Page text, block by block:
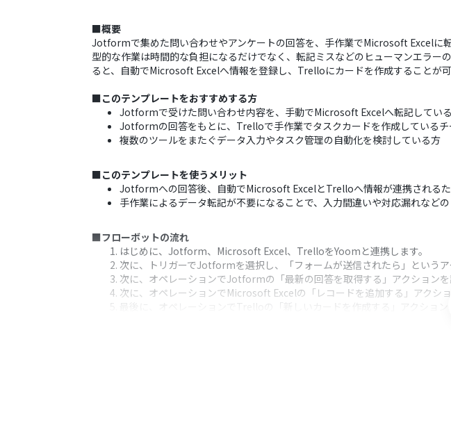
■概要
Jotformで集めた問い合わせやアンケートの回答を、手作業でMicrosoft Excelに
型的な作業は時間的な負担になるだけでなく、転記ミスなどのヒューマンエラ
ると、自動でMicrosoft Excelへ情報を登録し、Trelloにカードを作成することが
■このテンプレートをおすすめする方
Jotformで受けた問い合わせ内容を、手動でMicrosoft Excelへ転記してい
Jotformの回答をもとに、Trelloで手作業でタスクカードを作成しているチ
複数のツールをまたぐデータ入力やタスク管理の自動化を検討している方
■このテンプレートを使うメリット
Jotformへの回答後、自動でMicrosoft ExcelとTrelloへ情報が連携されるた
手作業によるデータ転記が不要になることで、入力間違いや対応漏れなど
■フローボットの流れ
はじめに、Jotform、Microsoft Excel、TrelloをYoomと連携します。
次に、トリガーでJotformを選択し、「フォームが送信されたら」というア
次に、オペレーションでJotformの「最新の回答を取得する」アクション
次に、オペレーションでMicrosoft Excelの「レコードを追加する」アクシ
最後に、オペレーションでTrelloの「新しいカードを作成する」アクショ